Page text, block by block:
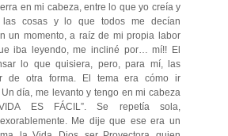
en mi cabeza, entre lo que yo creía y
cosas y lo que todos me decían
un momento, a raíz de mi propia labor
iba leyendo, me incliné por… mí!! El
lo que quisiera, pero, para mí, las
de otra forma. El tema era cómo ir
día, me levanto y tengo en mi cabeza
ES FÁCIL”. Se repetía sola,
Me dije que ese era un